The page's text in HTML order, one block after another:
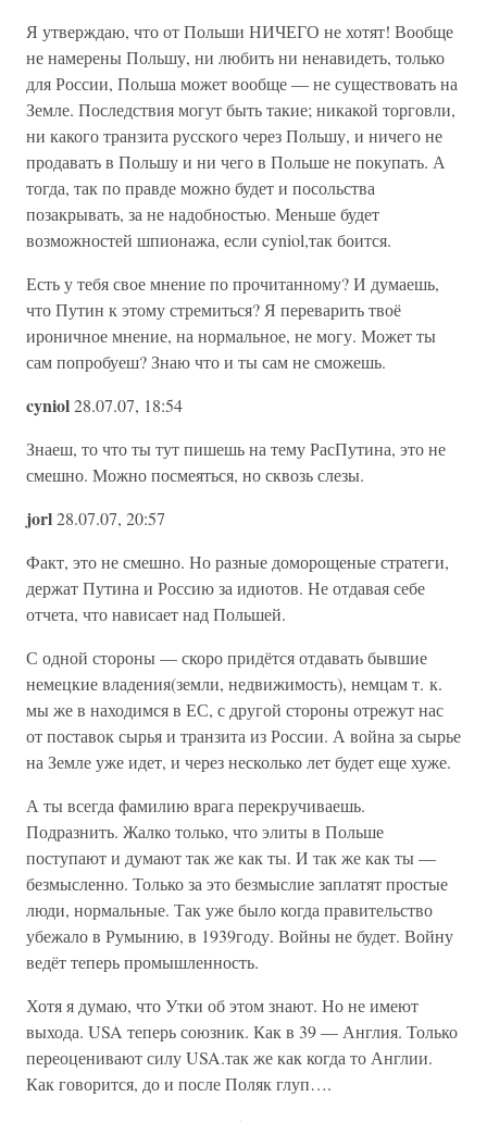
Я утверждаю, что от Польши НИЧЕГО не хотят! Вообще
не намерены Польшу, ни любить ни ненавидеть, только
для России, Польша может вообще — не существовать на
Земле. Последствия могут быть такие; никакой торговли,
ни какого транзита русского через Польшу, и ничего не
продавать в Польшу и ни чего в Польше не покупать. А
тогда, так по правде можно будет и посольства
позакрывать, за не надобностью. Меньше будет
возможностей шпионажа, если cyniol,так боится.
Есть у тебя свое мнение по прочитанному? И думаешь,
что Путин к этому стремиться? Я переварить твоё
ироничное мнение, на нормальное, не могу. Может ты
сам попробуеш? Знаю что и ты сам не сможешь.
cyniol28.07.07, 18:54
Знаеш, то что ты тут пишешь на тему РасПутина, это не
смешно. Можно посмеяться, но сквозь слезы.
jorl28.07.07, 20:57
Факт, это не смешно. Но разные доморощеные стратеги,
держат Путина и Россию за идиотов. Не отдавая себе
отчета, что нависает над Польшей.
С одной стороны — скоро придётся отдавать бывшие
немецкие владения(земли, недвижимость), немцам т. к.
мы же в находимся в ЕС, с другой стороны отрежут нас
от поставок сырья и транзита из России. А война за сырье
на Земле уже идет, и через несколько лет будет еще хуже.
А ты всегда фамилию врага перекручиваешь.
Подразнить. Жалко только, что элиты в Польше
поступают и думают так же как ты. И так же как ты —
безмысленно. Только за это безмыслие заплатят простые
люди, нормальные. Так уже было когда правительство
убежало в Румынию, в 1939году. Войны не будет. Войну
ведёт теперь промышленность.
Хотя я думаю, что Утки об этом знают. Но не имеют
выхода. USA теперь союзник. Как в 39 — Англия. Только
переоценивают силу USA.так же как когда то Англии.
Как говорится, до и после Поляк глуп….